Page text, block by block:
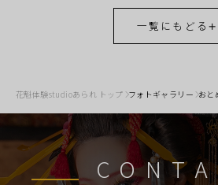
一覧にもどる
花魁体験studioあられ トップ フォトギャラリー おと